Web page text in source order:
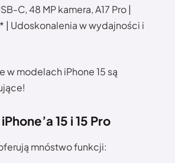
C, 48 MP kamera, A17 Pro |
| Udoskonalenia w wydajności i
modelach iPhone 15 są
15 i 15 Pro
mnóstwo funkcji: